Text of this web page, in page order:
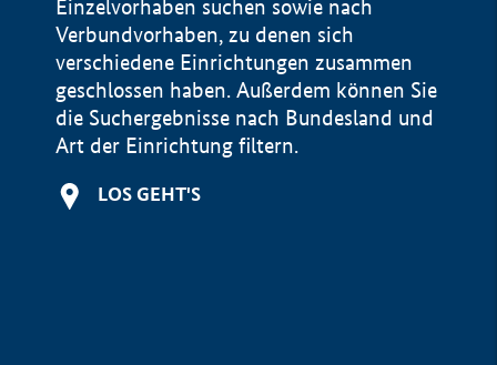
Einzelvorhaben suchen sowie nach
Verbundvorhaben, zu denen sich
verschiedene Einrichtungen zusammen
geschlossen haben. Außerdem können Sie
die Suchergebnisse nach Bundesland und
Art der Einrichtung filtern.
LOS GEHT'S